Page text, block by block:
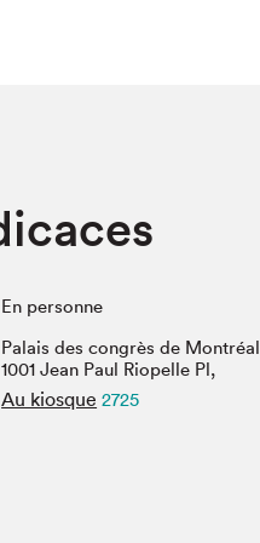
En personne
Palais des congrès de Montréal
1001 Jean Paul Riopelle Pl,
Au kiosque 2725